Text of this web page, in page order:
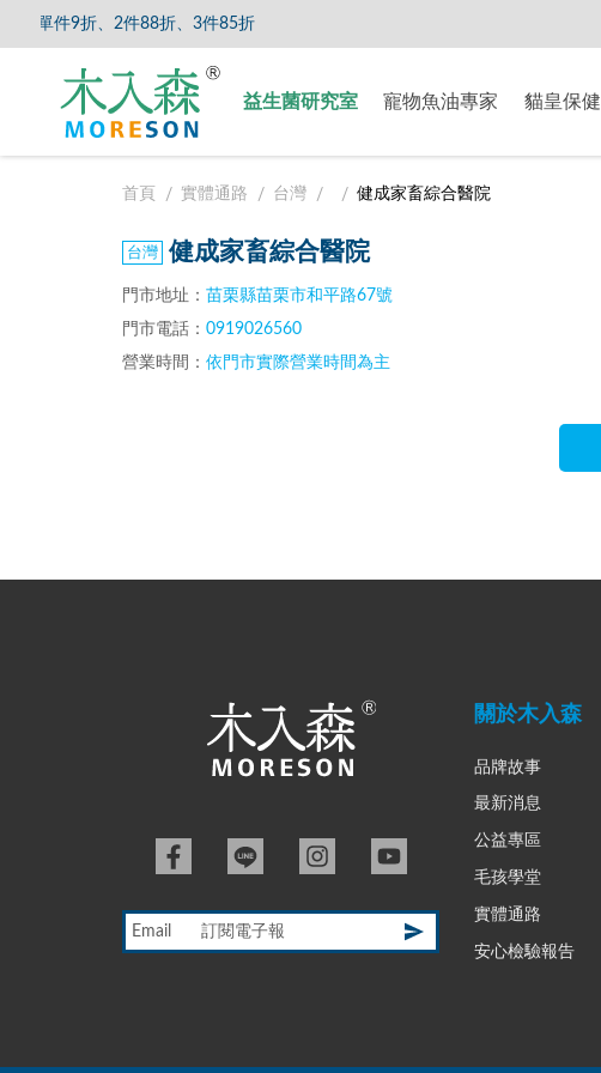
單件9折、2件88折、3件85折
益生菌研究室 寵物魚油專家 貓皇保健
首頁 實體通路 台灣 健成家畜綜合醫院
健成家畜綜合醫院
門市地址： 苗栗縣苗栗市和平路67號
門市電話： 0919026560
營業時間： 依門市實際營業時間為主
關於木入森
品牌故事
最新消息
公益專區
毛孩學堂
實體通路
安心檢驗報告
Email